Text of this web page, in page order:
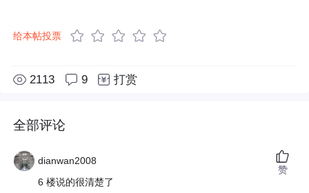
给本帖投票
2113 9 打赏
全部评论
dianwan2008
6 楼说的很清楚了
赞